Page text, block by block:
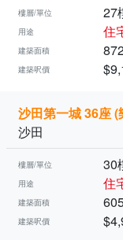
樓層/單位 27
用途 住
建築面積
建築呎價
沙田第一城 36座 (
沙田
樓層/單位 30
用途 住
建築面積
建築呎價